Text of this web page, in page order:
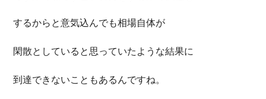
するからと意気込んでも相場自体が
閑散としていると思っていたような結果に
到達できないこともあるんですね。